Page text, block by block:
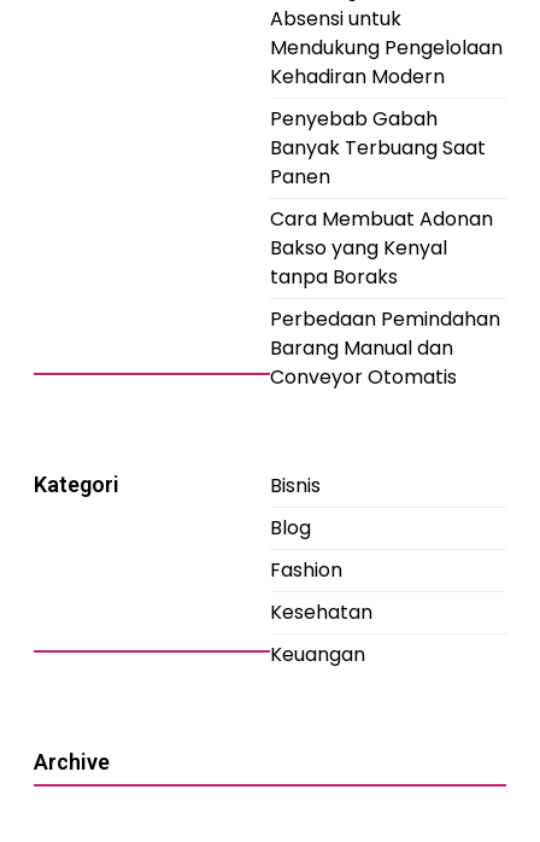
Absensi untuk
Mendukung Pengelolaan
Kehadiran Modern
Penyebab Gabah
Banyak Terbuang Saat
Panen
Cara Membuat Adonan
Bakso yang Kenyal
tanpa Boraks
Perbedaan Pemindahan
Barang Manual dan
Conveyor Otomatis
Kategori
Bisnis
Blog
Fashion
Kesehatan
Keuangan
Archive